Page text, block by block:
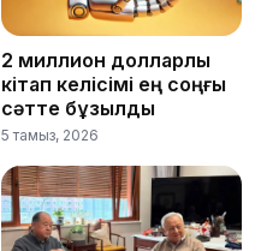
2 миллион долларлық
кітап келісімі ең соңғы
сәтте бұзылды
5 тамыз, 2026